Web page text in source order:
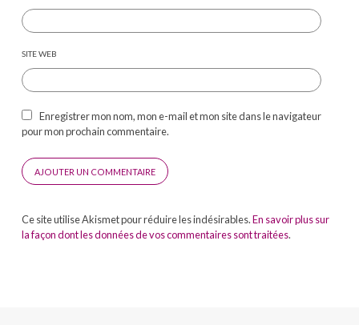
SITE WEB
Enregistrer mon nom, mon e-mail et mon site dans le navigateur
pour mon prochain commentaire.
Ce site utilise Akismet pour réduire les indésirables.En savoir plus sur
la façon dont les données de vos commentaires sont traitées.